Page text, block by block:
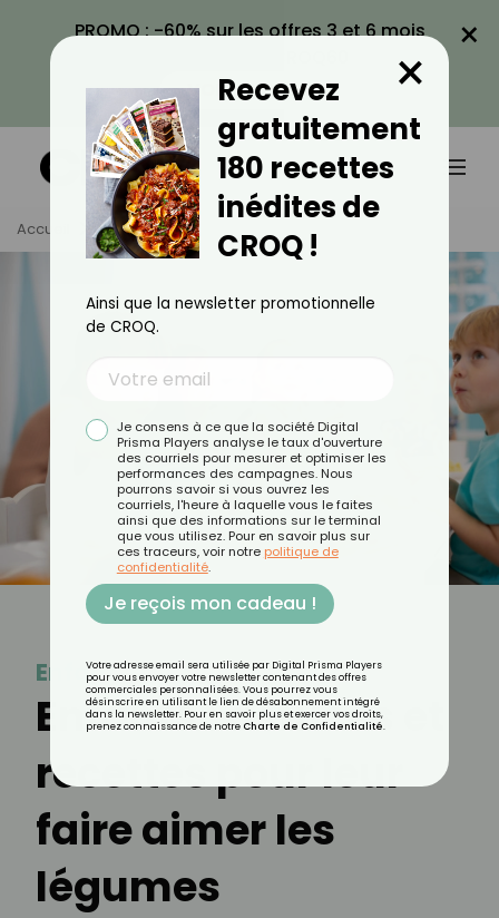
PROMO : -60% sur les offres 3 et 6 mois
VOIR LA PROMO
×
Accueil Tag Enfant
Enfant
Enfants : astuces et
recettes pour leur
faire aimer les
légumes
Recevez
gratuitement
180 recettes
inédites de
CROQ !
×
Ainsi que la newsletter promotionnelle
de CROQ.
Je consens à ce que la société Digital
Prisma Players analyse le taux d'ouverture
des courriels pour mesurer et optimiser les
performances des campagnes. Nous
pourrons savoir si vous ouvrez les
courriels, l'heure à laquelle vous le faites
ainsi que des informations sur le terminal
que vous utilisez. Pour en savoir plus sur
ces traceurs, voir notre politique de
confidentialité.
Je reçois mon cadeau !
Votre adresse email sera utilisée par Digital Prisma Players
pour vous envoyer votre newsletter contenant des offres
commerciales personnalisées. Vous pourrez vous
désinscrire en utilisant le lien de désabonnement intégré
dans la newsletter. Pour en savoir plus et exercer vos droits,
prenez connaissance de notre Charte de Confidentialité.